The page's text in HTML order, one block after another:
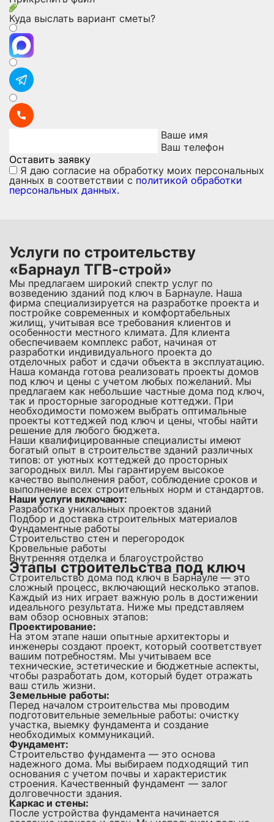
Куда выслать вариант сметы?
Ваше имя
Ваш телефон
Оставить заявку
Я даю согласие на обработку моих персональных
данных в соответствии с политикой обработки
персональных данных.
Услуги по строительству
«Барнаул ТГВ-строй»
Мы предлагаем широкий спектр услуг по
возведению зданий под ключ в Барнауле. Наша
фирма специализируется на разработке проекта и
постройке современных и комфортабельных
жилищ, учитывая все требования клиентов и
особенности местного климата. Для клиента
обеспечиваем комплекс работ, начиная от
разработки индивидуального проекта до
отделочных работ и сдачи объекта в эксплуатацию.
Наша команда готова реализовать проекты домов
под ключ и цены с учетом любых пожеланий. Мы
предлагаем как небольшие частные дома под ключ,
так и просторные загородные коттеджи. При
необходимости поможем выбрать оптимальные
проекты коттеджей под ключ и цены, чтобы найти
решение для любого бюджета.
Наши квалифицированные специалисты имеют
богатый опыт в строительстве зданий различных
типов: от уютных коттеджей до просторных
загородных вилл. Мы гарантируем высокое
качество выполнения работ, соблюдение сроков и
выполнение всех строительных норм и стандартов.
Наши услуги включают:
Разработка уникальных проектов зданий
Подбор и доставка строительных материалов
Фундаментные работы
Строительство стен и перегородок
Кровельные работы
Внутренняя отделка и благоустройство
Этапы строительства под ключ
Строительство дома под ключ в Барнауле — это
сложный процесс, включающий несколько этапов.
Каждый из них играет важную роль в достижении
идеального результата. Ниже мы представляем
вам обзор основных этапов:
Проектирование:
На этом этапе наши опытные архитекторы и
инженеры создают проект, который соответствует
вашим потребностям. Мы учитываем все
технические, эстетические и бюджетные аспекты,
чтобы разработать дом, который будет отражать
ваш стиль жизни.
Земельные работы:
Перед началом строительства мы проводим
подготовительные земельные работы: очистку
участка, выемку фундамента и создание
необходимых коммуникаций.
Фундамент:
Строительство фундамента — это основа
надежного дома. Мы выбираем подходящий тип
основания с учетом почвы и характеристик
строения. Качественный фундамент — залог
долговечности здания.
Каркас и стены:
После устройства фундамента начинается